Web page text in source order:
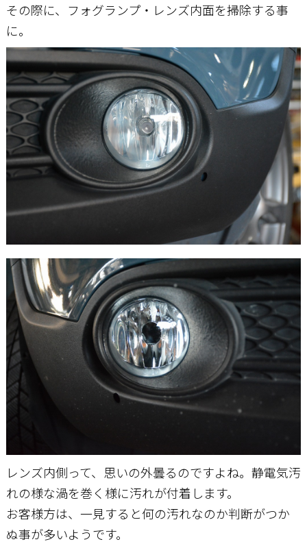
その際に、フォグランプ・レンズ内面を掃除する事
に。
レンズ内側って、思いの外曇るのですよね。静電気汚
れの様な渦を巻く様に汚れが付着します。
お客様方は、一見すると何の汚れなのか判断がつか
ぬ事が多いようです。